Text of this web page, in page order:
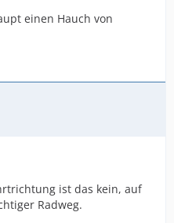
einen Hauch von
ist das kein, auf
Radweg.